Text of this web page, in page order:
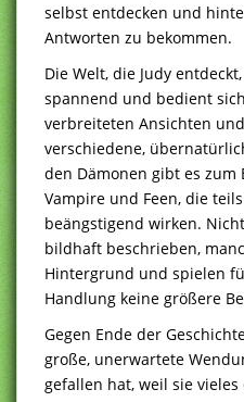
selbst entdecken und
Antworten zu bekommen.
Die Welt, die Judy
spannend und bedient
verbreiteten Ansichten
verschiedene,
den Dämonen gibt es zum
Vampire und Feen, die
beängstigend wirken.
bildhaft beschrieben,
Hintergrund und spielen
Handlung keine größere
Gegen Ende der
große, unerwartete
gefallen hat, weil sie